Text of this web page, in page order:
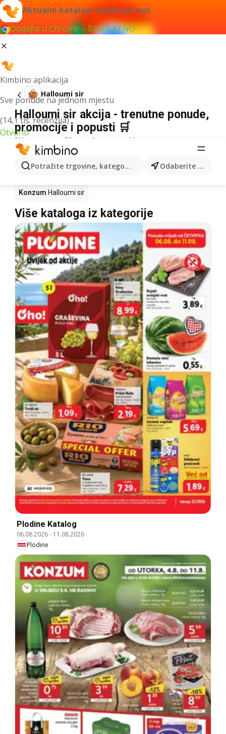
Aktualni katalozi uvijek pri ruci
Dodajte u Chrome – BESPLATNO
Kimbino aplikacija
Sve ponude na jednom mjestu
(14,1 tis. recenzija)
Otvoriti
Potražite trgovine, kategorije, proizvode... Odaberite grad
Halloumi sir
Halloumi sir akcija - trenutne ponude,
promocije i popusti 🛒
Nismo pronašli rezultate za taj izraz.
Halloumi sir u akciji - Gdje kupiti?
Kaufland Halloumi sir Halloumi sir
Konzum Halloumi sir
Više kataloga iz kategorije
Plodine Katalog
06.08.2026- 11.08.2026
Plodine